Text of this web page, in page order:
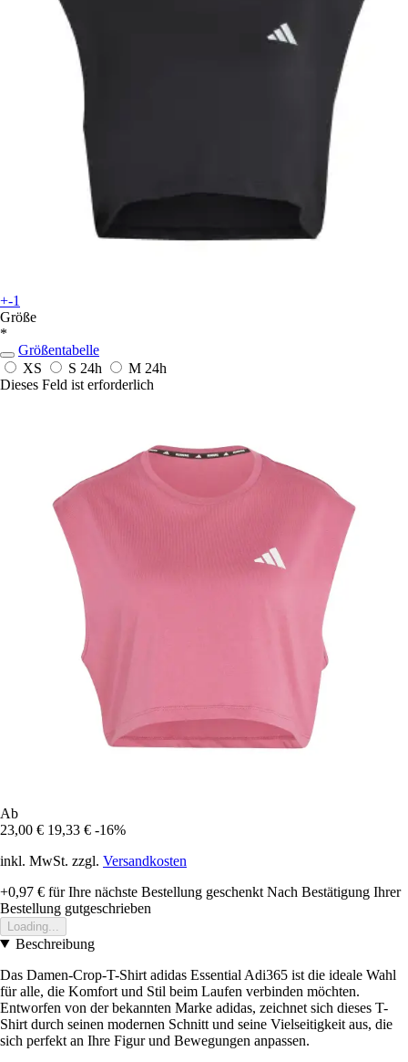
+-1
Größe
*
Größentabelle
XS
S 24h M 24h
Dieses Feld ist erforderlich
Ab
23,00 € 19,33 € -16%
inkl. MwSt. zzgl. Versandkosten
+0,97 € für Ihre nächste Bestellung geschenkt Nach Bestätigung Ihrer
Bestellung gutgeschrieben
Loading...
Beschreibung
Das Damen-Crop-T-Shirt adidas Essential Adi365 ist die ideale Wahl
für alle, die Komfort und Stil beim Laufen verbinden möchten.
Entworfen von der bekannten Marke adidas, zeichnet sich dieses T-
Shirt durch seinen modernen Schnitt und seine Vielseitigkeit aus, die
sich perfekt an Ihre Figur und Bewegungen anpassen.